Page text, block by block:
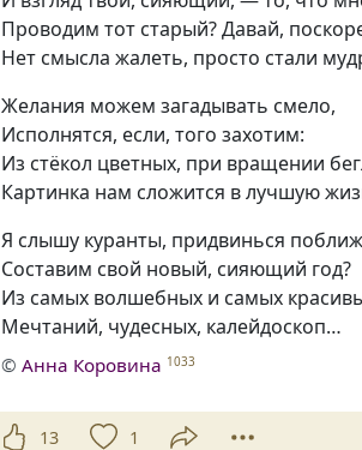
Проводим тот старый? Давай,
Нет смысла жалеть, просто стали
Желания можем загадывать смело,
Исполнятся, если, того захотим:
Из стёкол цветных, при вращении
Картинка нам сложится в лучшую
Я слышу куранты, придвинься
Составим свой новый, сияющий год?
Из самых волшебных и самых
Мечтаний, чудесных, калейдоскоп…
©Анна Коровина 1033
13 1